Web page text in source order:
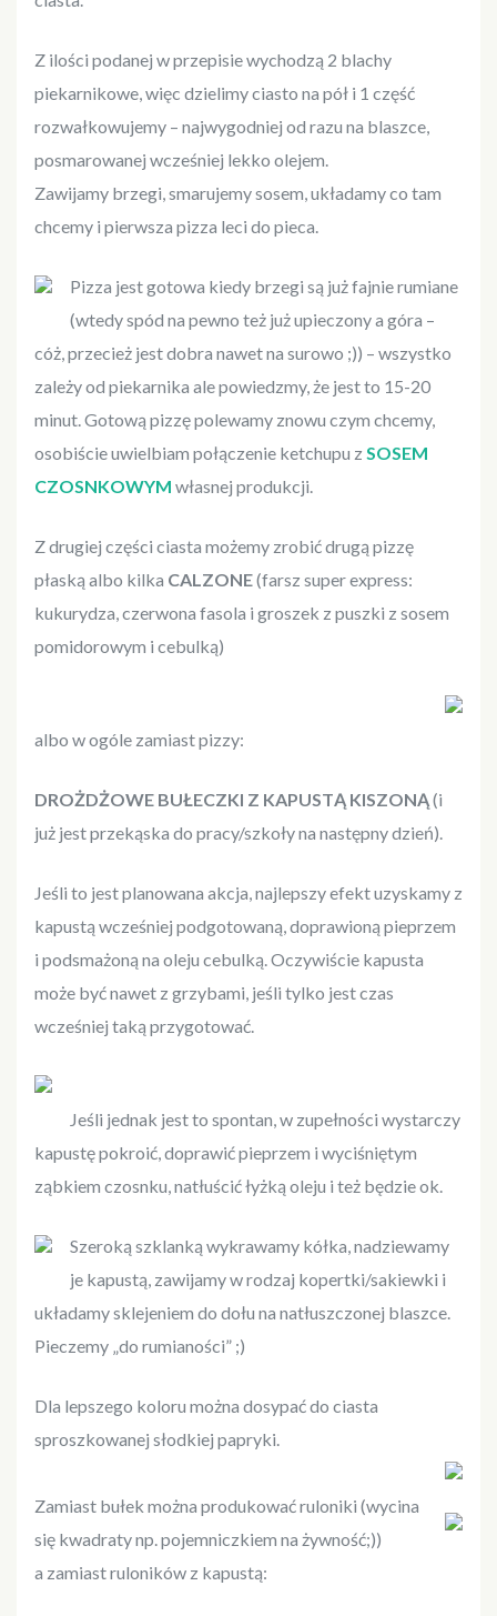
Z ilości podanej w przepisie wychodzą 2 blachy
piekarnikowe, więc dzielimy ciasto na pół i 1 część
rozwałkowujemy – najwygodniej od razu na blaszce,
posmarowanej wcześniej lekko olejem.
Zawijamy brzegi, smarujemy sosem, układamy co tam
chcemy i pierwsza pizza leci do pieca.
Pizza jest gotowa kiedy brzegi są już fajnie rumiane
(wtedy spód na pewno też już upieczony a góra –
cóż, przecież jest dobra nawet na surowo ;)) – wszystko
zależy od piekarnika ale powiedzmy, że jest to 15-20
minut. Gotową pizzę polewamy znowu czym chcemy,
osobiście uwielbiam połączenie ketchupu z SOSEM
CZOSNKOWYM własnej produkcji.
Z drugiej części ciasta możemy zrobić drugą pizzę
płaską albo kilka CALZONE(farsz super express:
kukurydza, czerwona fasola i groszek z puszki z sosem
pomidorowym i cebulką)
albo w ogóle zamiast pizzy:
DROŻDŻOWE BUŁECZKI Z KAPUSTĄ KISZONĄ(i
już jest przekąska do pracy/szkoły na następny dzień).
Jeśli to jest planowana akcja, najlepszy efekt uzyskamy z
kapustą wcześniej podgotowaną, doprawioną pieprzem
i podsmażoną na oleju cebulką. Oczywiście kapusta
może być nawet z grzybami, jeśli tylko jest czas
wcześniej taką przygotować.
Jeśli jednak jest to spontan, w zupełności wystarczy
kapustę pokroić, doprawić pieprzem i wyciśniętym
ząbkiem czosnku, natłuścić łyżką oleju i też będzie ok.
Szeroką szklanką wykrawamy kółka, nadziewamy
je kapustą, zawijamy w rodzaj kopertki/sakiewki i
układamy sklejeniem do dołu na natłuszczonej blaszce.
Pieczemy „do rumianości” ;)
Dla lepszego koloru można dosypać do ciasta
sproszkowanej słodkiej papryki.
Zamiast bułek można produkować ruloniki (wycina
się kwadraty np. pojemniczkiem na żywność;))
a zamiast ruloników z kapustą: